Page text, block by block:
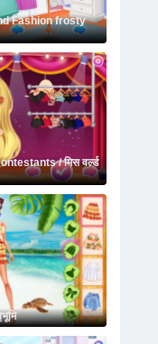
Fashion frosty
/ मिस वर्ल्ड